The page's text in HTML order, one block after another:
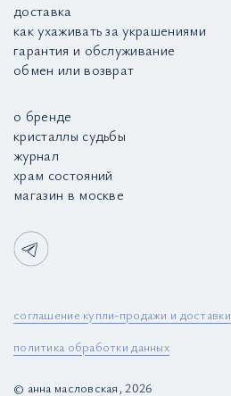
доставка
как ухаживать за украшениями
гарантия и обслуживание
обмен или возврат
о бренде
кристаллы судьбы
журнал
храм состояний
магазин в москве
соглашение купли-продажи и доставки
политика обработки данных
© анна масловская, 2026